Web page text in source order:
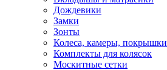
Дождевики
Замки
Зонты
Колеса, камеры, покрышки
Комплекты для колясок
Москитные сетки